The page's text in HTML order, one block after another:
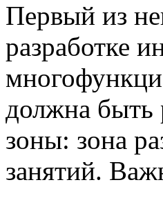
Первый из
разработке
должна быть
зоны: зона
занятий.